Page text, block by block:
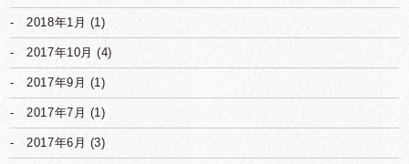
2018年1月 (1)
2017年10月 (4)
2017年9月 (1)
2017年7月 (1)
2017年6月 (3)